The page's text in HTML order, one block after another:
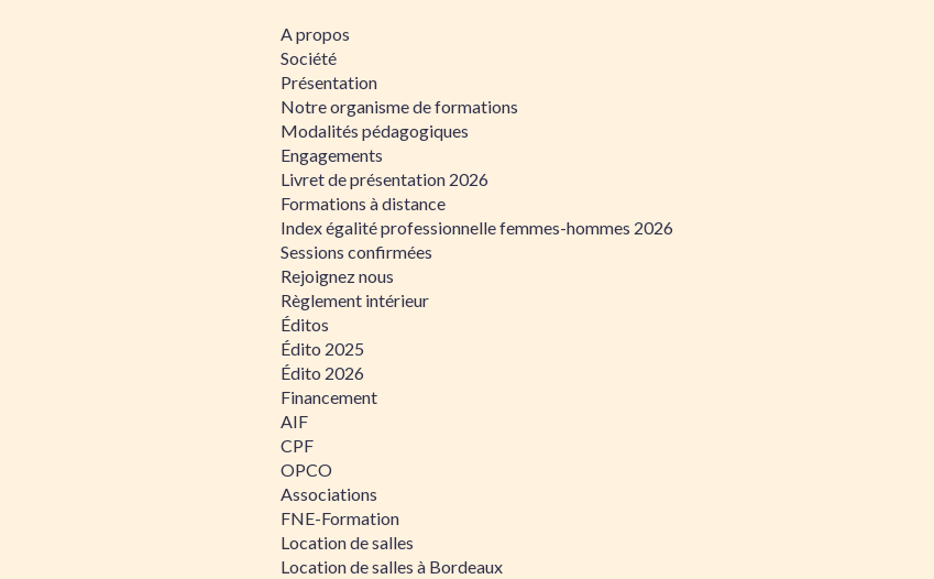
A propos
Société
Présentation
Notre organisme de formations
Modalités pédagogiques
Engagements
Livret de présentation 2026
Formations à distance
Index égalité professionnelle femmes-hommes 2026
Sessions confirmées
Rejoignez nous
Règlement intérieur
Éditos
Édito 2025
Édito 2026
Financement
AIF
CPF
OPCO
Associations
FNE-Formation
Location de salles
Location de salles à Bordeaux